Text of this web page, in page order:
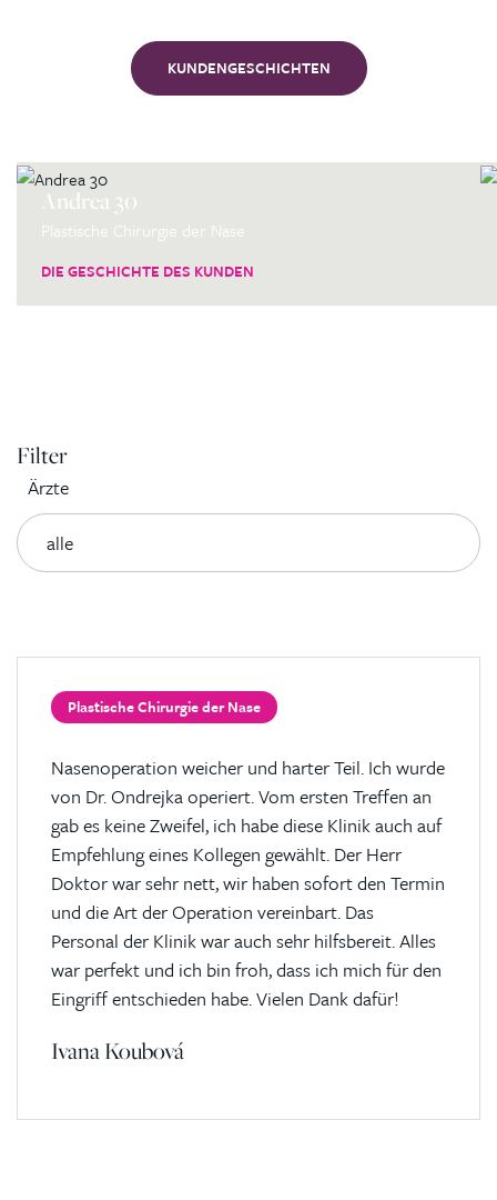
KUNDENGESCHICHTEN
Andrea 30
Plastische Chirurgie der Nase
DIE GESCHICHTE DES KUNDEN
Filter
Ärzte
Plastische Chirurgie der Nase
Nasenoperation weicher und harter Teil. Ich wurde
von Dr. Ondrejka operiert. Vom ersten Treffen an
gab es keine Zweifel, ich habe diese Klinik auch auf
Empfehlung eines Kollegen gewählt. Der Herr
Doktor war sehr nett, wir haben sofort den Termin
und die Art der Operation vereinbart. Das
Personal der Klinik war auch sehr hilfsbereit. Alles
war perfekt und ich bin froh, dass ich mich für den
Eingriff entschieden habe. Vielen Dank dafür!
Ivana Koubová